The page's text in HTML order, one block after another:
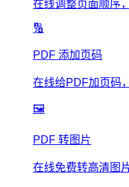
在线调整页面顺序
🔢
PDF 添加页码
在线给PDF加页码
🖼️
PDF 转图片
在线免费转高清图